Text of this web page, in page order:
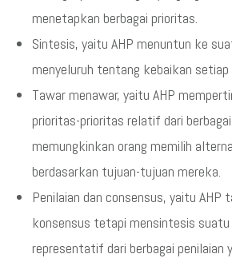
menetapkan berbagai prioritas.
Sintesis, yaitu AHP menuntun ke
menyeluruh tentang kebaikan
Tawar menawar, yaitu AHP
prioritas-prioritas relatif dari
memungkinkan orang memilih
berdasarkan tujuan-tujuan mereka.
Penilaian dan consensus, yaitu AHP
konsensus tetapi mensintesis suatu
representatif dari berbagai penilaian